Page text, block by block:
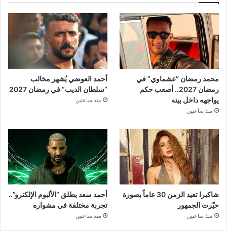
محمد رمضان “عشماوي” في
رمضان 2027.. أصعب حكم
يواجهه داخل بيته
منذ ساعتين
أحمد العوضي يُشهر مخالب
“سلطان الديب” في رمضان 2027
منذ ساعتين
شاكيرا تعيد الزمن 30 عاماً بصورة
حيّرت الجمهور
منذ ساعتين
أحمد سعد يطلق “الألبوم الإلكترو”..
تجربة مختلفة في مشواره
منذ ساعتين